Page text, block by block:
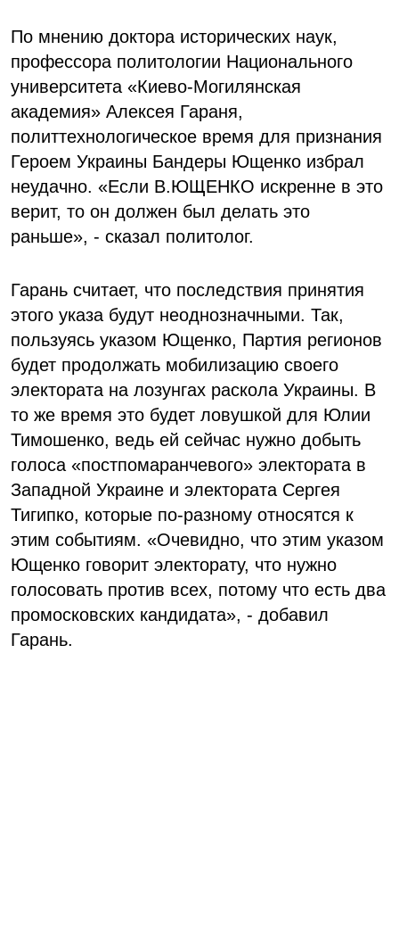
По мнению доктора исторических наук,
профессора политологии Национального
университета «Киево-Могилянская
академия» Алексея Гараня,
политтехнологическое время для признания
Героем Украины Бандеры Ющенко избрал
неудачно. «Если В.ЮЩЕНКО искренне в это
верит, то он должен был делать это
раньше», - сказал политолог.
Гарань считает, что последствия принятия
этого указа будут неоднозначными. Так,
пользуясь указом Ющенко, Партия регионов
будет продолжать мобилизацию своего
электората на лозунгах раскола Украины. В
то же время это будет ловушкой для Юлии
Тимошенко, ведь ей сейчас нужно добыть
голоса «постпомаранчевого» электората в
Западной Украине и электората Сергея
Тигипко, которые по-разному относятся к
этим событиям. «Очевидно, что этим указом
Ющенко говорит электорату, что нужно
голосовать против всех, потому что есть два
промосковских кандидата», - добавил
Гарань.